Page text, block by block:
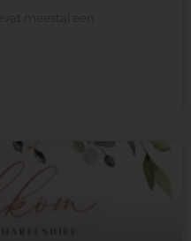
meestal een